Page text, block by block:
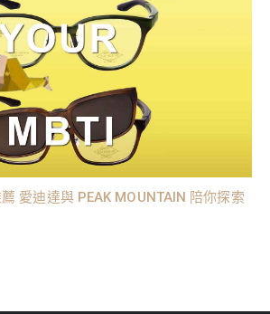
愛迪達與 PEAK MOUNTAIN 陪你探索